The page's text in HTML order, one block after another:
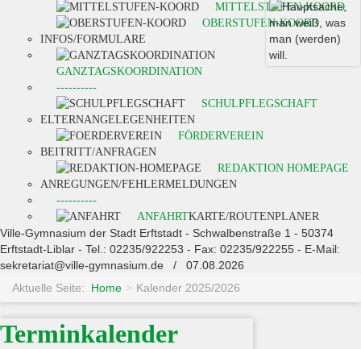
MITTELSTUFEN-KOORD.
OBERSTUFEN-KOORD.
INFOS/FORMULARE
GANZTAGSKOORDINATION
----------
SCHULPFLEGSCHAFT
ELTERNANGELEGENHEITEN
FÖRDERVEREIN
BEITRITT/ANFRAGEN
REDAKTION HOMEPAGE
ANREGUNGEN/FEHLERMELDUNGEN
----------
ANFAHRTKARTE/ROUTENPLANER
Ville-Gymnasium der Stadt Erftstadt - Schwalbenstraße 1 - 50374
Erftstadt-Liblar - Tel.: 02235/922253 - Fax: 02235/922255 - E-Mail:
sekretariat@ville-gymnasium.de / 07.08.2026
Aktuelle Seite: Home > Kalender 2025/2026
Terminkalender